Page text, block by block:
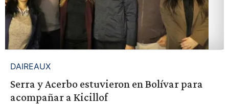
DAIREAUX
Serra y Acerbo estuvieron en Bolívar para
acompañar a Kicillof